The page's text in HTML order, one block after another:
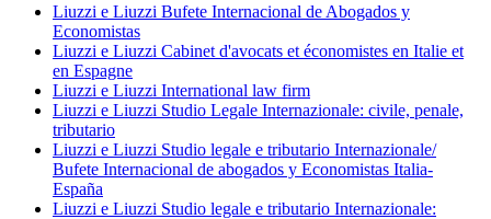
Liuzzi e Liuzzi Bufete Internacional de Abogados y
Economistas
Liuzzi e Liuzzi Cabinet d'avocats et économistes en Italie et
en Espagne
Liuzzi e Liuzzi International law firm
Liuzzi e Liuzzi Studio Legale Internazionale: civile, penale,
tributario
Liuzzi e Liuzzi Studio legale e tributario Internazionale/
Bufete Internacional de abogados y Economistas Italia-
España
Liuzzi e Liuzzi Studio legale e tributario Internazionale: